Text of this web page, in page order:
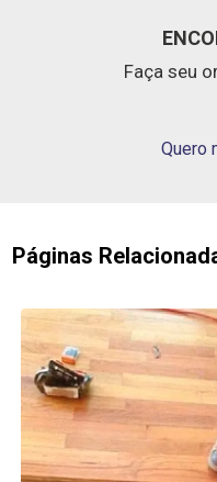
Faça seu
Quero
Páginas